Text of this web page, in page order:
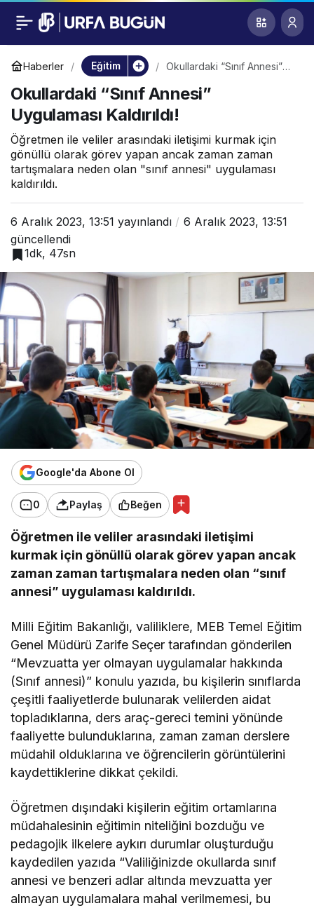
Haberler Eğitim
Okullardaki “Sınıf Annesi”
Okullardaki “Sınıf Annesi”
Uygulaması Kaldırıldı!
Öğretmen ile veliler arasındaki iletişimi kurmak için
gönüllü olarak görev yapan ancak zaman zaman
tartışmalara neden olan "sınıf annesi" uygulaması
kaldırıldı.
6 Aralık 2023, 13:51 yayınlandı
6 Aralık 2023, 13:51
güncellendi
1dk, 47sn
Google'da Abone Ol
0 Paylaş Beğen
Öğretmen ile veliler arasındaki iletişimi
kurmak için gönüllü olarak görev yapan ancak
zaman zaman tartışmalara neden olan “sınıf
annesi” uygulaması kaldırıldı.
Milli Eğitim Bakanlığı, valiliklere, MEB Temel Eğitim
Genel Müdürü Zarife Seçer tarafından gönderilen
“Mevzuatta yer olmayan uygulamalar hakkında
(Sınıf annesi)” konulu yazıda, bu kişilerin sınıflarda
çeşitli faaliyetlerde bulunarak velilerden aidat
topladıklarına, ders araç-gereci temini yönünde
faaliyette bulunduklarına, zaman zaman derslere
müdahil olduklarına ve öğrencilerin görüntülerini
kaydettiklerine dikkat çekildi.
Öğretmen dışındaki kişilerin eğitim ortamlarına
müdahalesinin eğitimin niteliğini bozduğu ve
pedagojik ilkelere aykırı durumlar oluşturduğu
kaydedilen yazıda “Valiliğinizde okullarda sınıf
annesi ve benzeri adlar altında mevzuatta yer
almayan uygulamalara mahal verilmemesi, bu
Okullardaki “Sınıf
Annesi” Uygulaması
Kaldırıldı!
0